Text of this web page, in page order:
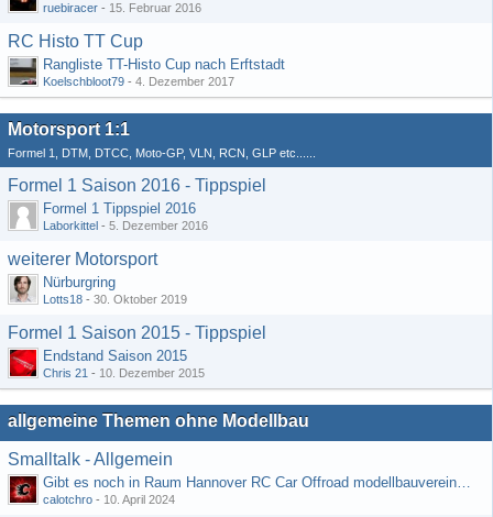
ruebiracer - 15. Februar 2016
RC Histo TT Cup
Rangliste TT-Histo Cup nach Erftstadt
Koelschbloot79 - 4. Dezember 2017
Motorsport 1:1
Formel 1, DTM, DTCC, Moto-GP, VLN, RCN, GLP etc......
Formel 1 Saison 2016 - Tippspiel
Formel 1 Tippspiel 2016
Laborkittel - 5. Dezember 2016
weiterer Motorsport
Nürburgring
Lotts18 - 30. Oktober 2019
Formel 1 Saison 2015 - Tippspiel
Endstand Saison 2015
Chris 21 - 10. Dezember 2015
allgemeine Themen ohne Modellbau
Smalltalk - Allgemein
Gibt es noch in Raum Hannover RC Car Offroad modellbauvereine, habe selbst schon gegoogelt aber erfolglos
calotchro - 10. April 2024